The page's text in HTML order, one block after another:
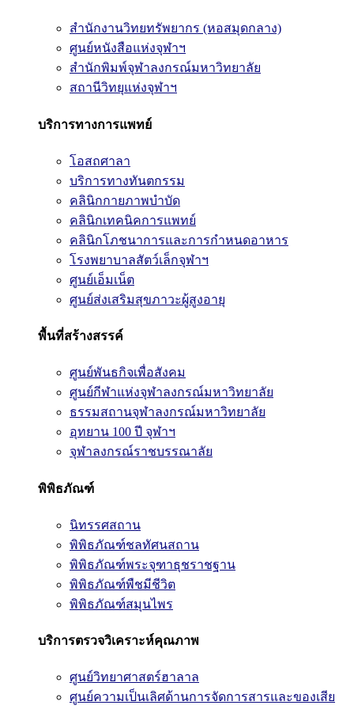
สำนักงานวิทยทรัพยากร (หอสมุดกลาง)
ศูนย์หนังสือแห่งจุฬาฯ
สำนักพิมพ์จุฬาลงกรณ์มหาวิทยาลัย
สถานีวิทยุแห่งจุฬาฯ
บริการทางการแพทย์
โอสถศาลา
บริการทางทันตกรรม
คลินิกกายภาพบำบัด
คลินิกเทคนิคการแพทย์
คลินิกโภชนาการและการกำหนดอาหาร
โรงพยาบาลสัตว์เล็กจุฬาฯ
ศูนย์เอ็มเน็ต
ศูนย์ส่งเสริมสุขภาวะผู้สูงอายุ
พื้นที่สร้างสรรค์
ศูนย์พันธกิจเพื่อสังคม
ศูนย์กีฬาแห่งจุฬาลงกรณ์มหาวิทยาลัย
ธรรมสถานจุฬาลงกรณ์มหาวิทยาลัย
อุทยาน 100 ปี จุฬาฯ
จุฬาลงกรณ์ราชบรรณาลัย
พิพิธภัณฑ์
นิทรรศสถาน
พิพิธภัณฑ์ชลทัศนสถาน
พิพิธภัณฑ์พระจุฑาธุชราชฐาน
พิพิธภัณฑ์พืชมีชีวิต
พิพิธภัณฑ์สมุนไพร
บริการตรวจวิเคราะห์คุณภาพ
ศูนย์วิทยาศาสตร์ฮาลาล
ศูนย์ความเป็นเลิศด้านการจัดการสารและของเสีย